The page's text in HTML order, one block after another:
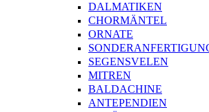
DALMATIKEN
CHORMÄNTEL
ORNATE
SEGENSVELEN
MITREN
BALDACHINE
ANTEPENDIEN